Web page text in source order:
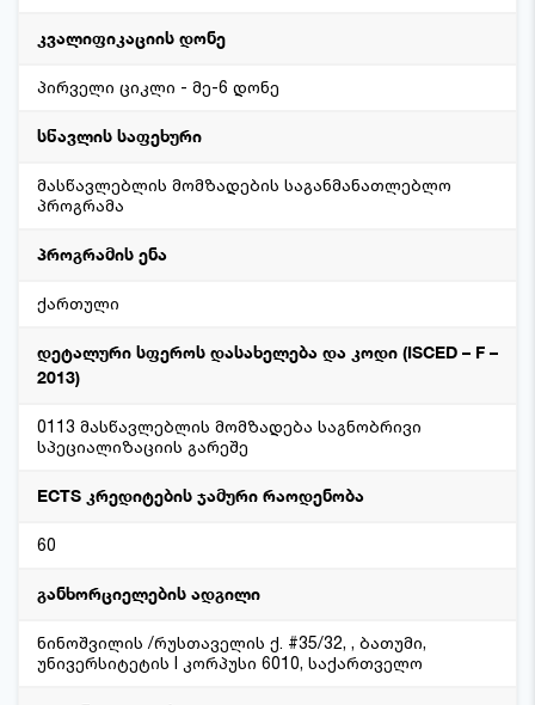
კვალიფიკაციის დონე
პირველი ციკლი - მე-6 დონე
სწავლის საფეხური
მასწავლებლის მომზადების საგანმანათლებლო
პროგრამა
პროგრამის ენა
ქართული
დეტალური სფეროს დასახელება და კოდი (ISCED – F –
2013)
0113 მასწავლებლის მომზადება საგნობრივი
სპეციალიზაციის გარეშე
ECTS კრედიტების ჯამური რაოდენობა
60
განხორციელების ადგილი
ნინოშვილის /რუსთაველის ქ. #35/32, , ბათუმი,
უნივერსიტეტის I კორპუსი 6010, საქართველო